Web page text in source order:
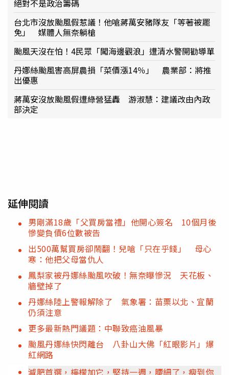
絕對不是政治籌碼
台北市沒放颱風假惹議！他嗆蔣萬安豬隊友「等著被罷
免」 媒體人無奈躺槍
颱風天沒在怕！4民眾「闖海邊觀浪」遭清水警開勸導單
丹娜絲颱風害高屏農損「菜價漲14％」 農業部：將推
出優惠
蔣萬安沒放颱風假遭綠營猛轟 游淑慧：建議改由內政
部決定
延伸閱讀
男剛滿18歲「父買房當禮」他開心簽名 10個月後
慘變負債6位數被告
出500萬幫買房卻鬧翻！兒嗆「只在乎錢」 母心
寒：他把父母當仇人
鳳梨家被丹娜絲颱風吹破！無奈曝慘況 天花板、
牆壁掉了
丹娜絲陸上警報解除了 氣象署：苗栗以北、宜蘭
仍須注意
更多最新熱門議題：中聯致癌油風暴
颱風丹娜絲快閃離台 八卦山大佛「紅眼影片」爆
紅網路
減肥首選，檸檬加它，堅持一週，腰細了，瘦到你